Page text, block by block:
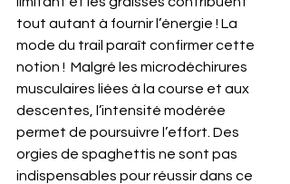
tout autant à fournir l’énergie ! La
mode du trail paraît confirmer cette
notion !  Malgré les microdéchirures
musculaires liées à la course et aux
descentes, l’intensité modérée
permet de poursuivre l’effort. Des
orgies de spaghettis ne sont pas
indispensables pour réussir dans ce